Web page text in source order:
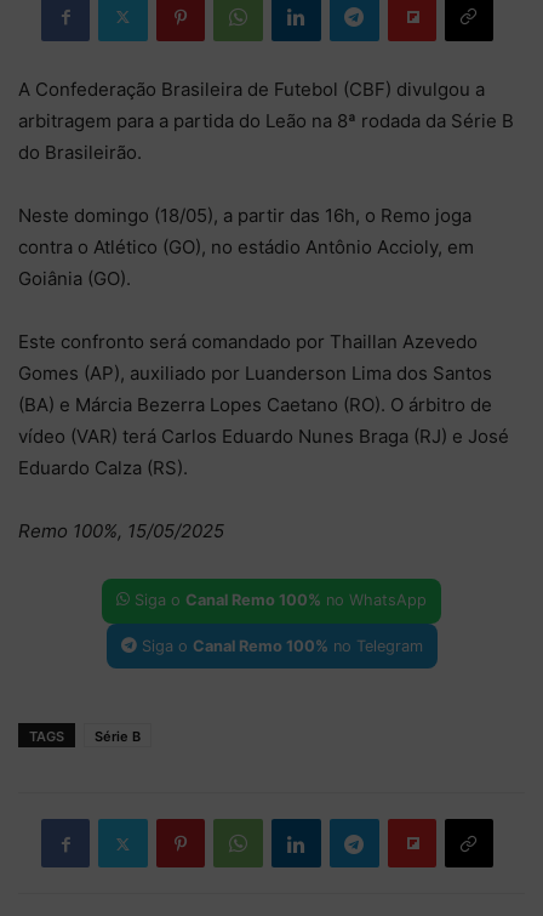
A Confederação Brasileira de Futebol (CBF) divulgou a
arbitragem para a partida do Leão na 8ª rodada da Série B
do Brasileirão.
Neste domingo (18/05), a partir das 16h, o Remo joga
contra o Atlético (GO), no estádio Antônio Accioly, em
Goiânia (GO).
Este confronto será comandado por Thaillan Azevedo
Gomes (AP), auxiliado por Luanderson Lima dos Santos
(BA) e Márcia Bezerra Lopes Caetano (RO). O árbitro de
vídeo (VAR) terá Carlos Eduardo Nunes Braga (RJ) e José
Eduardo Calza (RS).
Remo 100%, 15/05/2025
Siga o Canal Remo 100% no WhatsApp
Siga o Canal Remo 100% no Telegram
TAGS Série B